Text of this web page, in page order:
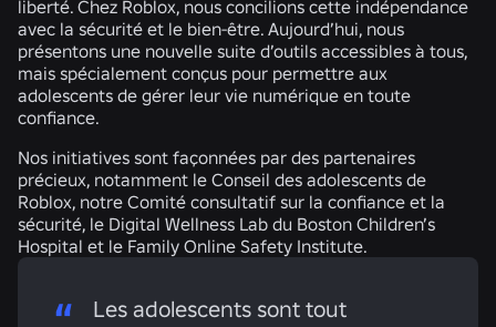
liberté. Chez Roblox, nous concilions cette indépendance
avec la sécurité et le bien-être. Aujourd’hui, nous
présentons une nouvelle suite d’outils accessibles à tous,
mais spécialement conçus pour permettre aux
adolescents de gérer leur vie numérique en toute
confiance.
Nos initiatives sont façonnées par des partenaires
précieux, notamment le Conseil des adolescents de
Roblox, notre Comité consultatif sur la confiance et la
sécurité, le Digital Wellness Lab du Boston Children’s
Hospital et le Family Online Safety Institute.
Les adolescents sont tout